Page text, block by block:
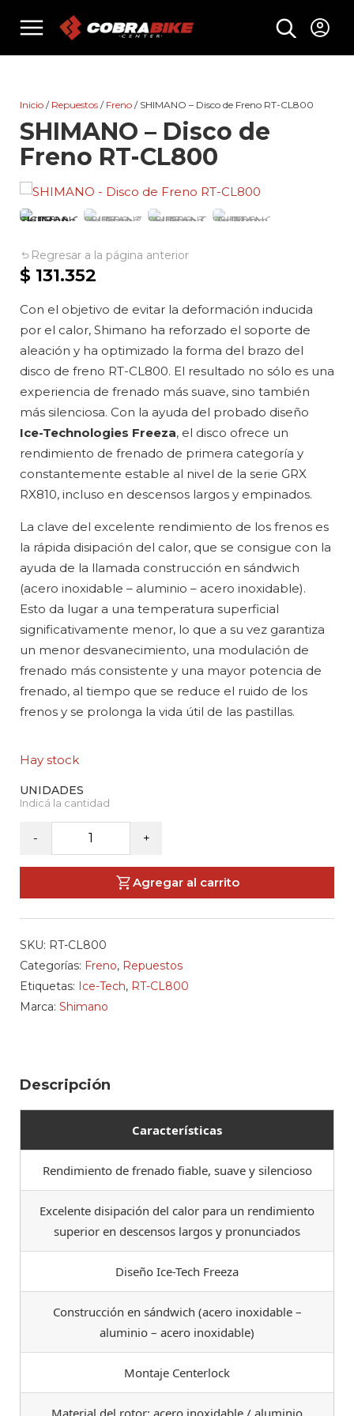
menu
Inicio / Repuestos / Freno / SHIMANO – Disco de Freno RT-CL800
SHIMANO – Disco de
Freno RT-CL800
Regresar a la página anterior
$ 131.352
Con el objetivo de evitar la deformación inducida
por el calor, Shimano ha reforzado el soporte de
aleación y ha optimizado la forma del brazo del
disco de freno RT-CL800. El resultado no sólo es una
experiencia de frenado más suave, sino también
más silenciosa. Con la ayuda del probado diseño
Ice-Technologies Freeza, el disco ofrece un
rendimiento de frenado de primera categoría y
constantemente estable al nivel de la serie GRX
RX810, incluso en descensos largos y empinados.
La clave del excelente rendimiento de los frenos es
la rápida disipación del calor, que se consigue con la
ayuda de la llamada construcción en sándwich
(acero inoxidable – aluminio – acero inoxidable).
Esto da lugar a una temperatura superficial
significativamente menor, lo que a su vez garantiza
un menor desvanecimiento, una modulación de
frenado más consistente y una mayor potencia de
frenado, al tiempo que se reduce el ruido de los
frenos y se prolonga la vida útil de las pastillas.
Hay stock
-
SHIMANO
-
Disco
CL800
cantidad
+
Agregar al carrito
SKU: RT-CL800
Categorías: Freno, Repuestos
Etiquetas: Ice-Tech, RT-CL800
Marca: Shimano
Descripción
Características
Rendimiento de frenado fiable, suave y silencioso
Excelente disipación del calor para un rendimiento
superior en descensos largos y pronunciados
Diseño Ice-Tech Freeza
Construcción en sándwich (acero inoxidable –
aluminio – acero inoxidable)
Montaje Centerlock
Material del rotor: acero inoxidable / aluminio